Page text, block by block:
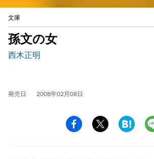
文庫
孫文の女
西木正明
発売日 2008年02月08日